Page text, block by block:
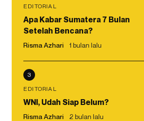
EDITORIAL
Apa Kabar Sumatera 7 Bulan
Setelah Bencana?
Risma Azhari 1 bulan lalu
3
EDITORIAL
WNI, Udah Siap Belum?
Risma Azhari 2 bulan lalu